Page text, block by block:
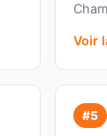
Voir
#5